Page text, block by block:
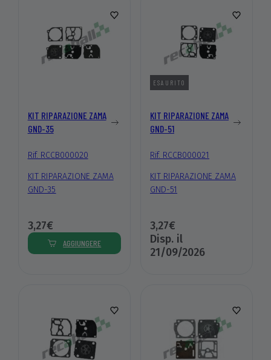
KIT RIPARAZIONE ZAMA
GND-35
Rif. RCCB000020
KIT RIPARAZIONE ZAMA
GND-35
3,27€
AGGIUNGERE
ESAURITO
KIT RIPARAZIONE ZAMA
GND-51
Rif. RCCB000021
KIT RIPARAZIONE ZAMA
GND-51
3,27€
Disp. il
21/09/2026